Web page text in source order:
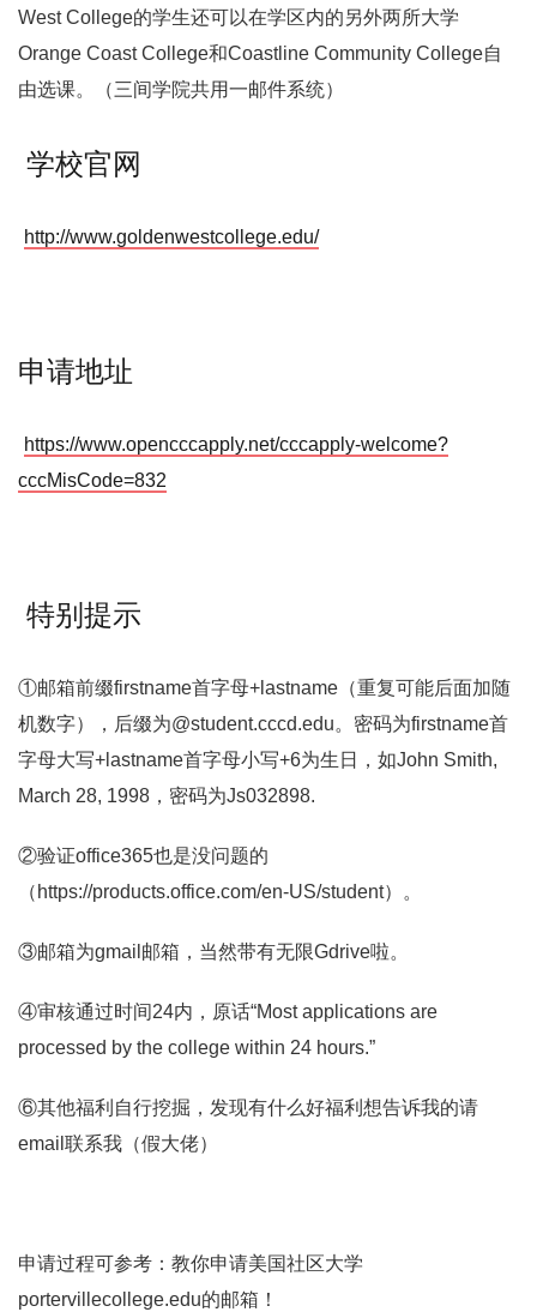
West College的学生还可以在学区内的另外两所大学
Orange Coast College和Coastline Community College自
由选课。（三间学院共用一邮件系统）
学校官网
http://www.goldenwestcollege.edu/
申请地址
https://www.opencccapply.net/cccapply-welcome?
cccMisCode=832
特别提示
①邮箱前缀firstname首字母+lastname（重复可能后面加随
机数字），后缀为@student.cccd.edu。密码为firstname首
字母大写+lastname首字母小写+6为生日，如John Smith,
March 28, 1998，密码为Js032898.
②验证office365也是没问题的
（https://products.office.com/en-US/student）。
③邮箱为gmail邮箱，当然带有无限Gdrive啦。
④审核通过时间24内，原话“Most applications are
processed by the college within 24 hours.”
⑥其他福利自行挖掘，发现有什么好福利想告诉我的请
email联系我（假大佬）
申请过程可参考：教你申请美国社区大学
portervillecollege.edu的邮箱！